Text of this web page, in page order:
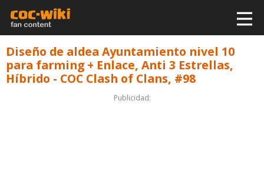
Diseño de aldea Ayuntamiento nivel 10
para farming + Enlace, Anti 3 Estrellas,
Híbrido - COC Clash of Clans, #98
Publicidad: